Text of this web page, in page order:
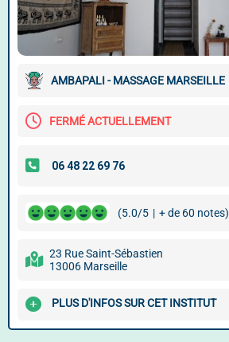
AMBAPALI - MASSAGE MARSEILLE
FERMÉ ACTUELLEMENT
(5.0/5 | + de 60 notes)
23 Rue Saint-Sébastien
13006 Marseille
PLUS D'INFOS SUR CET INSTITUT